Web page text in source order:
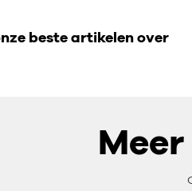
beste artikelen over